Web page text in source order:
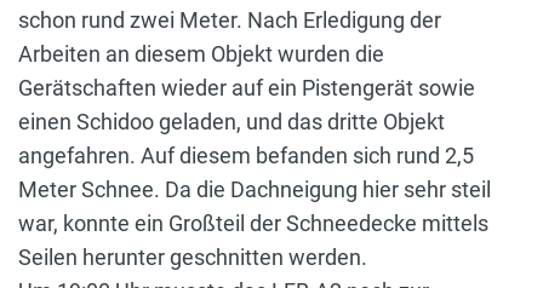
schon rund zwei Meter. Nach Erledigung der
Arbeiten an diesem Objekt wurden die
Gerätschaften wieder auf ein Pistengerät sowie
einen Schidoo geladen, und das dritte Objekt
angefahren. Auf diesem befanden sich rund 2,5
Meter Schnee. Da die Dachneigung hier sehr steil
war, konnte ein Großteil der Schneedecke mittels
Seilen herunter geschnitten werden.